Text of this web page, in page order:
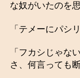
な奴がいたのを
「テメーにパシ
「フカシじゃな
さ、何言っても